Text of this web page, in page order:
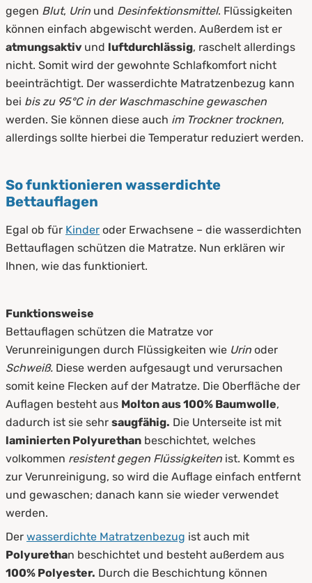
gegen Blut, Urin und Desinfektionsmittel. Flüssigkeiten
können einfach abgewischt werden. Außerdem ist er
atmungsaktiv und luftdurchlässig, raschelt allerdings
nicht. Somit wird der gewohnte Schlafkomfort nicht
beeinträchtigt. Der wasserdichte Matratzenbezug kann
bei bis zu 95°C in der Waschmaschine gewaschen
werden. Sie können diese auch im Trockner trocknen,
allerdings sollte hierbei die Temperatur reduziert werden.
So funktionieren wasserdichte
Bettauflagen
Egal ob für Kinder oder Erwachsene – die wasserdichten
Bettauflagen schützen die Matratze. Nun erklären wir
Ihnen, wie das funktioniert.
Funktionsweise
Bettauflagen schützen die Matratze vor
Verunreinigungen durch Flüssigkeiten wie Urin oder
Schweiß. Diese werden aufgesaugt und verursachen
somit keine Flecken auf der Matratze. Die Oberfläche der
Auflagen besteht aus Molton aus 100% Baumwolle,
dadurch ist sie sehr saugfähig. Die Unterseite ist mit
laminierten Polyurethan beschichtet, welches
volkommen resistent gegen Flüssigkeiten ist. Kommt es
zur Verunreinigung, so wird die Auflage einfach entfernt
und gewaschen; danach kann sie wieder verwendet
werden.
Der wasserdichte Matratzenbezug ist auch mit
Polyurethan beschichtet und besteht außerdem aus
100% Polyester. Durch die Beschichtung können